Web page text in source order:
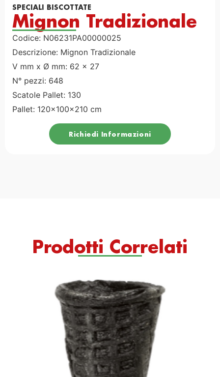
SPECIALI BISCOTTATE
Mignon Tradizionale
Codice: N06231PA00000025
Descrizione: Mignon Tradizionale
V mm x Ø mm: 62 x 27
N° pezzi: 648
Scatole Pallet: 130
Pallet: 120x100x210 cm
Richiedi Informazioni
Prodotti Correlati